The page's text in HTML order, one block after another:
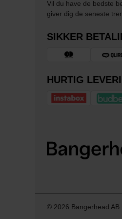
Vil du have de bedste
giver dig de seneste
SIKKER
HURTIG
© 2026 Bangerhead AB